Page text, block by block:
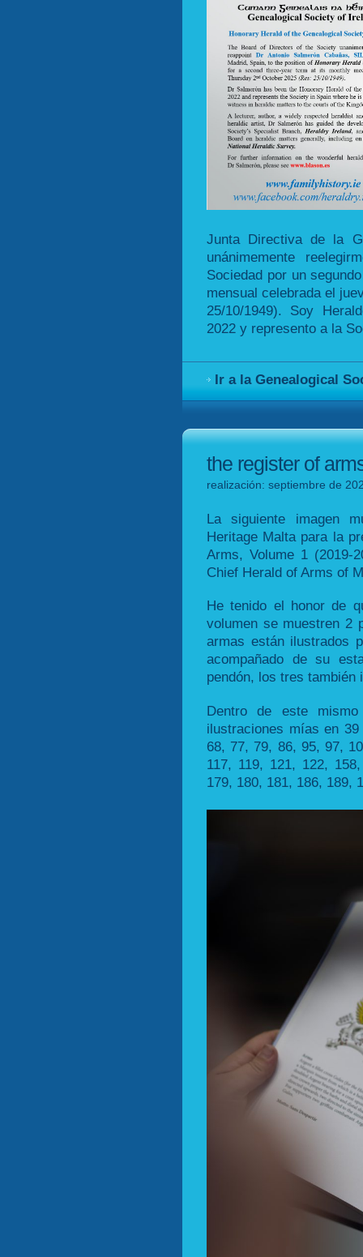
Junta Directiva de la
unánimemente
Sociedad por un
mensual celebrada el
25/10/1949). Soy
2022 y represento a la
Ir a la Genealogical
the register of
realización: septiembre de
La siguiente imagen
Heritage Malta para la
Arms, Volume 1 (2019-
Chief Herald of Arms of
He tenido el honor de
volumen se muestren 2
armas están ilustrados
acompañado de su
pendón, los tres también
Dentro de este mismo
ilustraciones mías en
68, 77, 79, 86, 95, 97,
117, 119, 121, 122,
179, 180, 181, 186, 189,